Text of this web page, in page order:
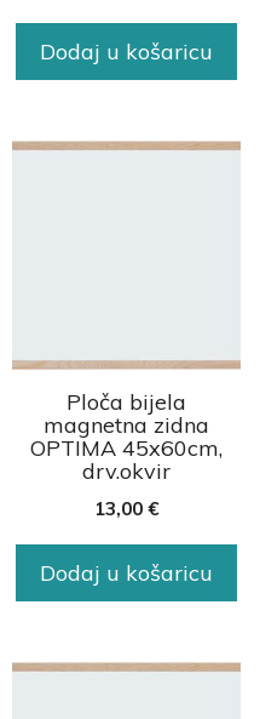
Dodaj u košaricu
Ploča bijela
magnetna zidna
OPTIMA 45x60cm,
drv.okvir
13,00 €
Dodaj u košaricu